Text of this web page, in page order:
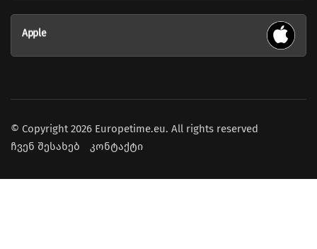
Apple
© Copyright 2026 Europetime.eu. All rights reserved
ჩვენ შესახებ
კონტაქტი